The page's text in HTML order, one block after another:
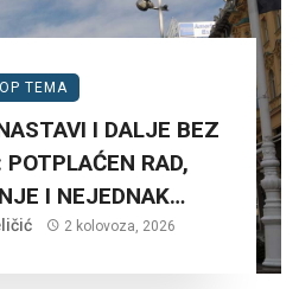
TEMA
I DALJE BEZ
POTPLAĆEN RAD,
I NEJEDNAK
2 kolovoza, 2026